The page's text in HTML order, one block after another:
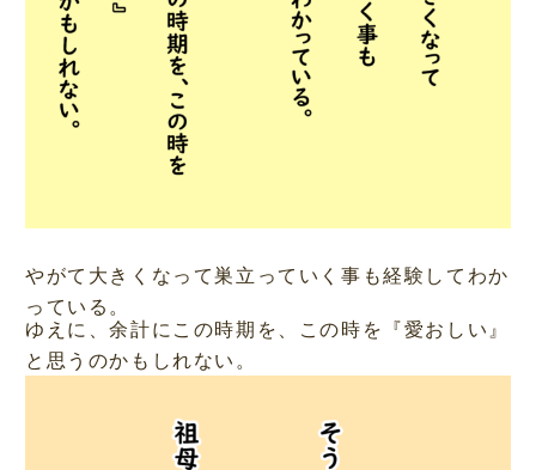
やがて大きくなって巣立っていく事も経験してわか
っている。
ゆえに、余計にこの時期を、この時を『愛おしい』
と思うのかもしれない。